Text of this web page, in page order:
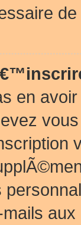
de
en